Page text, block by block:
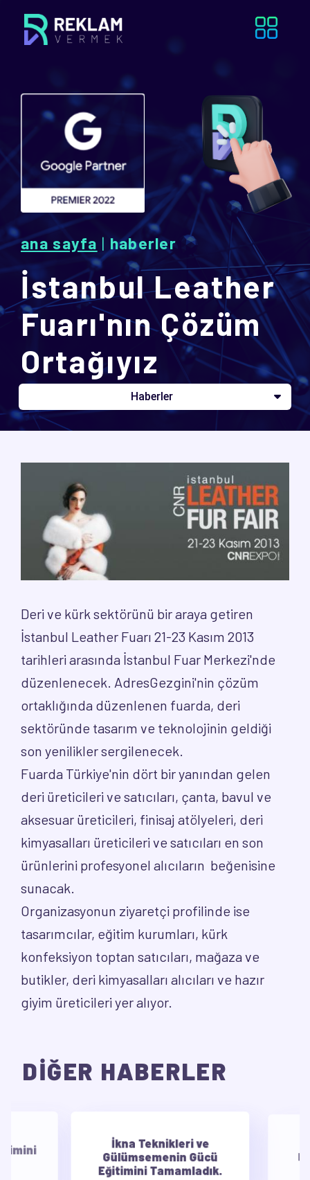
ana sayfa | haberler
İstanbul Leather
Fuarı'nın Çözüm
Ortağıyız
Haberler
Deri ve kürk sektörünü bir araya getiren
İstanbul Leather Fuarı 21-23 Kasım 2013
tarihleri arasında İstanbul Fuar Merkezi'nde
düzenlenecek. AdresGezgini'nin çözüm
ortaklığında düzenlenen fuarda, deri
sektöründe tasarım ve teknolojinin geldiği
son yenilikler sergilenecek.
Fuarda Türkiye'nin dört bir yanından gelen
deri üreticileri ve satıcıları, çanta, bavul ve
aksesuar üreticileri, finisaj atölyeleri, deri
kimyasalları üreticileri ve satıcıları en son
ürünlerini profesyonel alıcıların beğenisine
sunacak.
Organizasyonun ziyaretçi profilinde ise
tasarımcılar, eğitim kurumları, kürk
konfeksiyon toptan satıcıları, mağaza ve
butikler, deri kimyasalları alıcıları ve hazır
giyim üreticileri yer alıyor.
DİĞER HABERLER
İkna Teknikleri ve
Gülümsemenin Gücü
Eğitimini Tamamladık.